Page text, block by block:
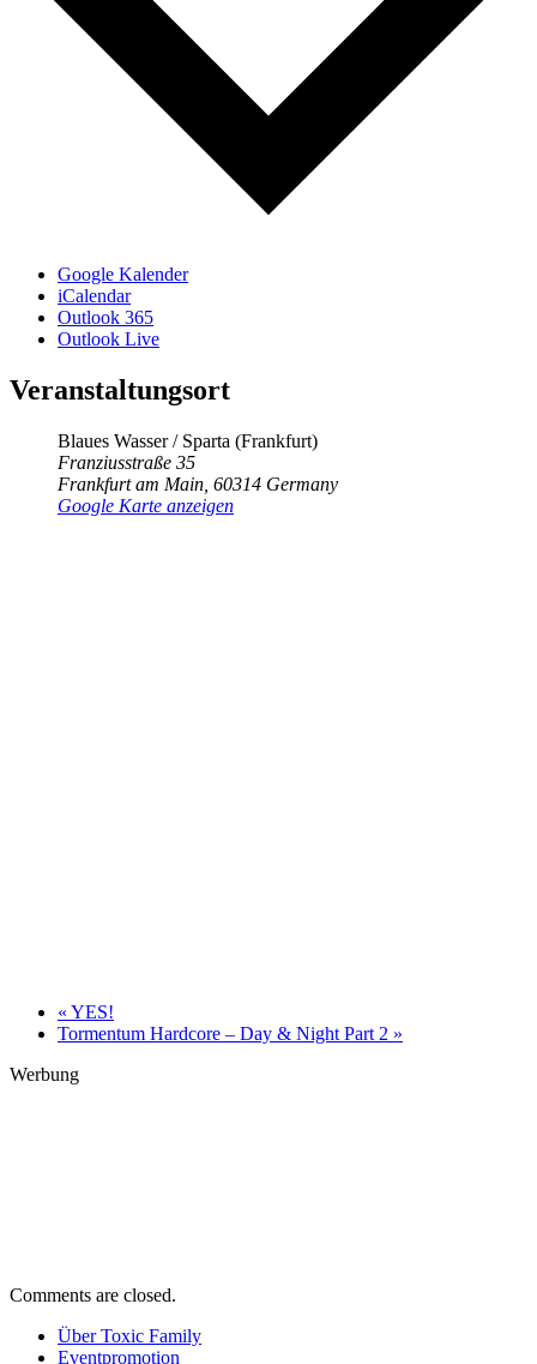
Google Kalender
iCalendar
Outlook 365
Outlook Live
Veranstaltungsort
Blaues Wasser / Sparta (Frankfurt)
Franziusstraße 35
Frankfurt am Main 60314 Germany
Google Karte anzeigen
« YES!
Tormentum Hardcore – Day & Night Part 2 »
Werbung
Comments are closed.
Über Toxic Family
Eventpromotion